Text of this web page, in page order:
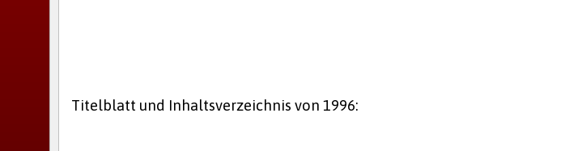
Titelblatt und Inhaltsverzeichnis von 1996: